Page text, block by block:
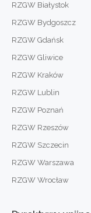
RZGW Białystok
RZGW Bydgoszcz
RZGW Gdańsk
RZGW Gliwice
RZGW Kraków
RZGW Lublin
RZGW Poznań
RZGW Rzeszów
RZGW Szczecin
RZGW Warszawa
RZGW Wrocław